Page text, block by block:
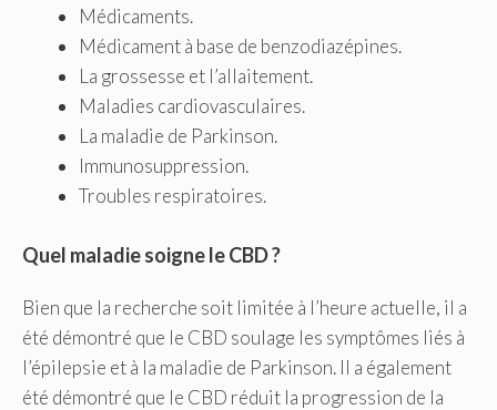
Médicaments.
Médicament à base de benzodiazépines.
La grossesse et l’allaitement.
Maladies cardiovasculaires.
La maladie de Parkinson.
Immunosuppression.
Troubles respiratoires.
Quel maladie soigne le CBD ?
Bien que la recherche soit limitée à l’heure actuelle, il a
été démontré que le CBD soulage les symptômes liés à
l’épilepsie et à la maladie de Parkinson. Il a également
été démontré que le CBD réduit la progression de la